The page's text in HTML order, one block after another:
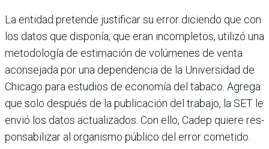
La entidad pretende justificar su error diciendo que con
los datos que disponía, que eran incompletos, utilizó una
metodología de estimación de volúmenes de venta
aconse­jada por una dependencia de la Universidad de
Chicago para estudios de economía del tabaco. Agrega
que solo después de la publi­cación del trabajo, la SET le
envió los datos actualizados. Con ello, Cadep quiere res­
ponsabilizar al organismo público del error cometido.